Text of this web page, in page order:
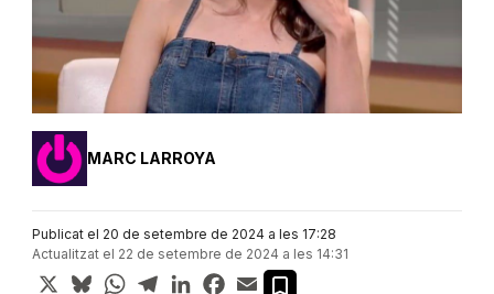
MARC LARROYA
Publicat el 20 de setembre de 2024 a les 17:28
Actualitzat el 22 de setembre de 2024 a les 14:31
X BlueskyWhatsApp
TelegramLinkedInFacebook
Email